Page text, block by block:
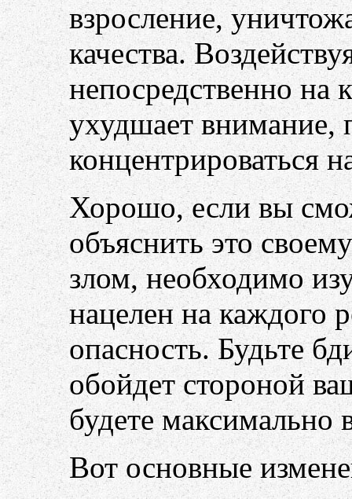
взросление,
качества.
непосредственно на
ухудшает внимание,
концентрироваться
Хорошо, если вы
объяснить это
злом, необходимо
нацелен на каждого
опасность. Будьте
обойдет стороной
будете максимально
Вот основные